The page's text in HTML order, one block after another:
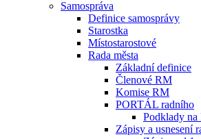
Samospráva
Definice samosprávy
Starostka
Místostarostové
Rada města
Základní definice
Členové RM
Komise RM
PORTÁL radního
Podklady
Zápisy a usnesení